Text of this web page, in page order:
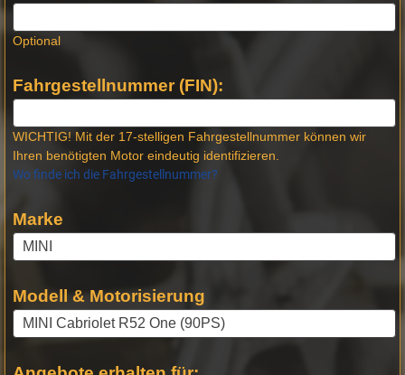
Optional
Fahrgestellnummer (FIN):
WICHTIG! Mit der 17-stelligen Fahrgestellnummer können wir
Ihren benötigten Motor eindeutig identifizieren.
Wo finde ich die Fahrgestellnummer?
Marke
Modell & Motorisierung